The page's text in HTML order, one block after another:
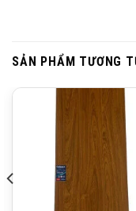
SẢN PHẨM TƯƠNG